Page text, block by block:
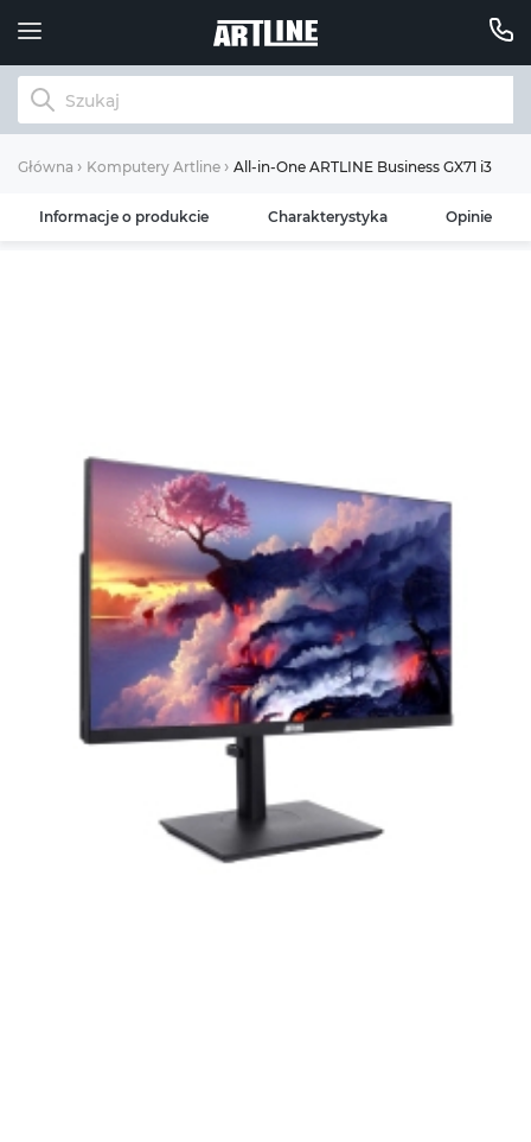
Główna Komputery Artline All-in-One ARTLINE Business GX71 i3
Informacje o produkcie Charakterystyka Opinie